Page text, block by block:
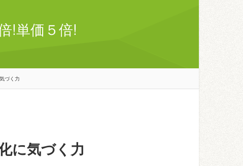
!単価５倍!
づく力
に気づく力